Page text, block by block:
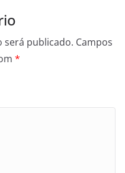
será publicado. Campos
*